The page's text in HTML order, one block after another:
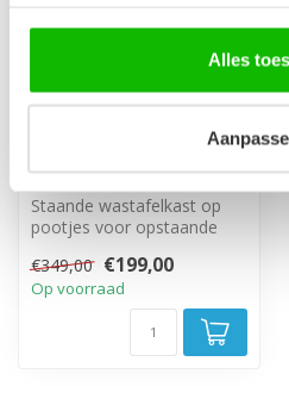
Alles
Wastafelkast Kobe 80
x 46 x 85 cm - eiken
Staande wastafelkast op
pootjes voor opstaande
open va...
€349,00 €199,00
Op voorraad